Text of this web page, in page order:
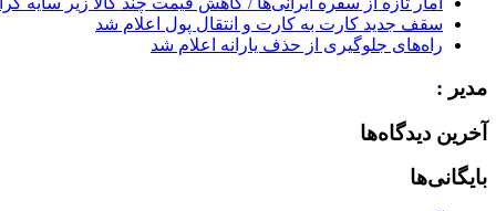
سقف جدید کارت به کارت و انتقال پول اعلام شد
راه‌های جلوگیری از حذف یارانه اعلام شد
مدیر :
آخرین دیدگاه‌ها
بایگانی‌ها